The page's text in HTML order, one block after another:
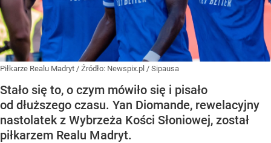
Piłkarze Realu Madryt / Źródło: Newspix.pl / Sipausa
Stało się to, o czym mówiło się i pisało
od dłuższego czasu. Yan Diomande, rewelacyjny
nastolatek z Wybrzeża Kości Słoniowej, został
piłkarzem Realu Madryt.